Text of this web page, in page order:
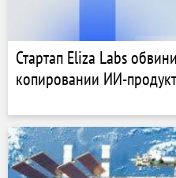
Стартап Eliza Labs
копировании ИИ-